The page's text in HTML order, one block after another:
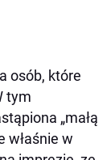
osób, które
tym
„małą
właśnie w